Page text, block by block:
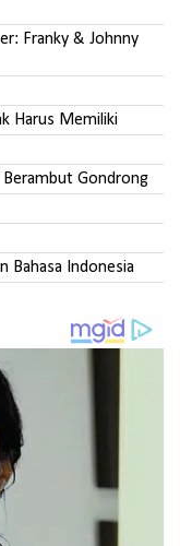
Franky & Johnny
Harus Memiliki
Berambut Gondrong
Bahasa Indonesia